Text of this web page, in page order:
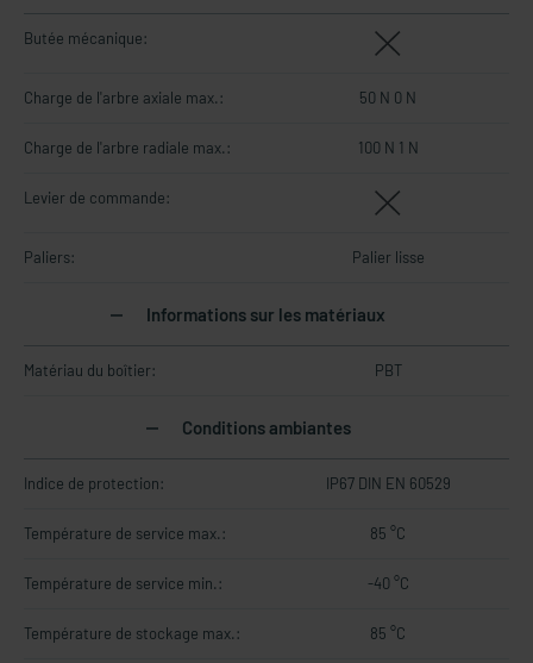
Butée mécanique:
Charge de l'arbre axiale max.: 50 N 0 N
Charge de l'arbre radiale max.: 100 N 1 N
Levier de commande:
Paliers: Palier lisse
Informations sur les matériaux
Matériau du boîtier: PBT
Conditions ambiantes
Indice de protection: IP67 DIN EN 60529
Température de service max.: 85 °C
Température de service min.: -40 °C
Température de stockage max.: 85 °C